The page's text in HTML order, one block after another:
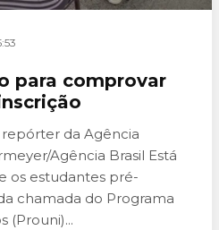
para comprovar
da Agência
Agência Brasil Está
os estudantes pré-
chamada do Programa
(Prouni)...